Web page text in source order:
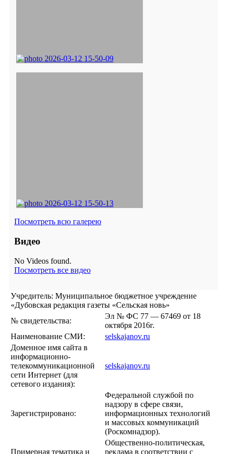
Посмотреть всю галерею
Видео
No Videos found.
Посмотреть все видео
Учредитель: Муниципальное бюджетное учреждение
«Дубовская редакция газеты «Сельская новь»
№ свидетельства:
Эл № ФС 77 — 67469 от 18
октября 2016г.
Наименование СМИ:
selskajanov.ru
Доменное имя сайта в
информационно-
телекоммуникационной
сети Интернет (для
сетевого издания):
selskajanov.ru
Зарегистрировано:
Федеральной службой по
надзору в сфере связи,
информационных технологий
и массовых коммуникаций
(Роскомнадзор).
Примерная тематика и
Общественно-политическая,
реклама в соответствии с